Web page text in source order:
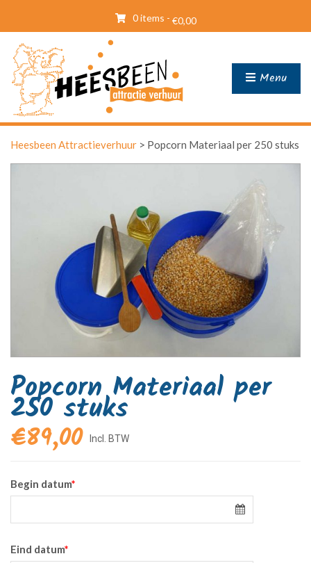
0 items - €0,00
Menu
Heesbeen Attractieverhuur > Popcorn Materiaal per 250 stuks
Popcorn Materiaal per
250 stuks
€89,00
Begin datum*
Eind datum*